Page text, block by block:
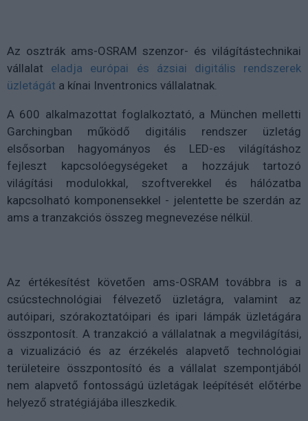
Az osztrák ams-OSRAM szenzor- és világítástechnikai
vállalat eladja európai és ázsiai digitális rendszerek
üzletágát a kínai Inventronics vállalatnak.
A 600 alkalmazottat foglalkoztató, a München melletti
Garchingban működő digitális rendszer üzletág
elsősorban hagyományos és LED-es világításhoz
fejleszt kapcsolóegységeket a hozzájuk tartozó
világítási modulokkal, szoftverekkel és hálózatba
kapcsolható komponensekkel - jelentette be szerdán az
ams a tranzakciós összeg megnevezése nélkül.
Az értékesítést követően ams-OSRAM továbbra is a
csúcstechnológiai félvezető üzletágra, valamint az
autóipari, szórakoztatóipari és ipari lámpák üzletágára
összpontosít. A tranzakció a vállalatnak a megvilágítási,
a vizualizáció és az érzékelés alapvető technológiai
területeire összpontosító és a vállalat szempontjából
nem alapvető fontosságú üzletágak leépítését előtérbe
helyező stratégiájába illeszkedik.